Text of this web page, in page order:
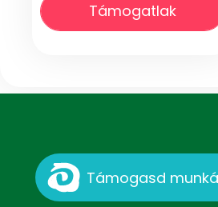
Támogatlak
Támogasd